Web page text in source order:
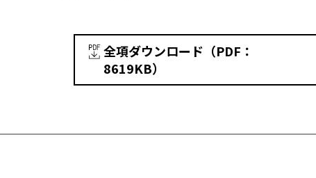
全項ダウンロード（PDF：
8619KB）